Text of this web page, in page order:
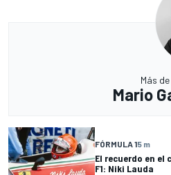
Más de
Mario
FÓRMULA 15 m
El recuerdo en el
F1: Niki Lauda